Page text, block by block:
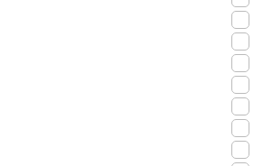
GLA 200 4MATIC